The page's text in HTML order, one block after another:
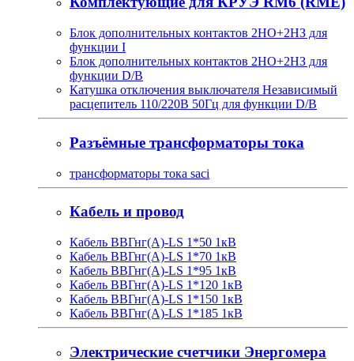
Блок дополнительных контактов 2НО+2НЗ для
функции I
Блок дополнительных контактов 2НО+2НЗ для
функции D/B
Катушка отключения выключателя Независимый
расцепитель 110/220В 50Гц для функции D/B
Разъёмные трансформаторы тока
трансформаторы тока saci
Кабель и провод
Кабель ВВГнг(A)-LS 1*50 1кВ
Кабель ВВГнг(A)-LS 1*70 1кВ
Кабель ВВГнг(A)-LS 1*95 1кВ
Кабель ВВГнг(A)-LS 1*120 1кВ
Кабель ВВГнг(A)-LS 1*150 1кВ
Кабель ВВГнг(A)-LS 1*185 1кВ
Электрические счетчики Энергомера